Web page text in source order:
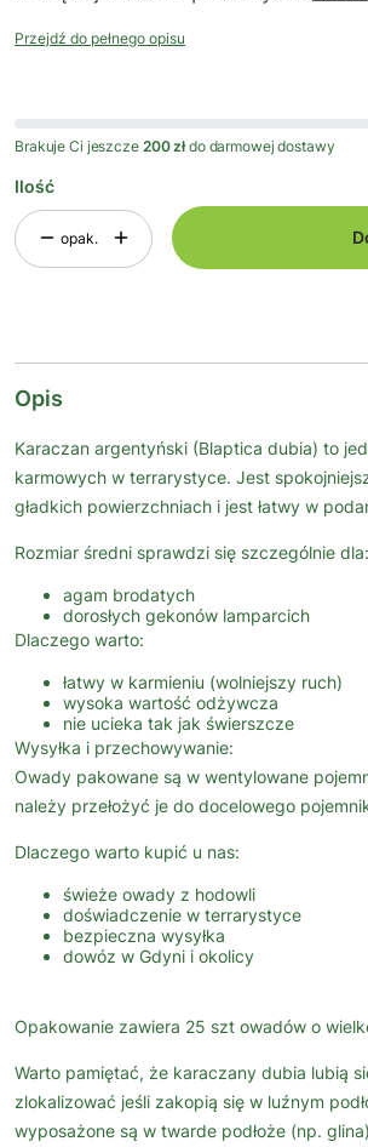
Przejdź do pełnego opisu
Brakuje Ci jeszcze 200 zł do darmowej dostawy
Ilość
opak.
Opis
Karaczan argentyński (Blaptica dubia) to
karmowych w terrarystyce. Jest
gładkich powierzchniach i jest łatwy w
Rozmiar średni sprawdzi się szczególnie dla:
agam brodatych
dorosłych gekonów lamparcich
Dlaczego warto:
łatwy w karmieniu (wolniejszy ruch)
wysoka wartość odżywcza
nie ucieka tak jak świerszcze
Wysyłka i przechowywanie:
Owady pakowane są w wentylowane
należy przełożyć je do docelowego
Dlaczego warto kupić u nas:
świeże owady z hodowli
doświadczenie w terrarystyce
bezpieczna wysyłka
dowóz w Gdyni i okolicy
Opakowanie zawiera 25 szt owadów o
Warto pamiętać, że karaczany dubia lubią
zlokalizować jeśli zakopią się w luźnym
wyposażone są w twarde podłoże (np.